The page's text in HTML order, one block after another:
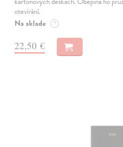
otevírání.
Na sklade ?
22,50 €